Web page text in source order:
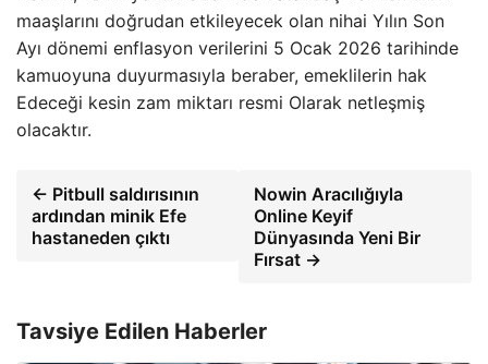
maaşlarını doğrudan etkileyecek olan nihai Yılın Son
Ayı dönemi enflasyon verilerini 5 Ocak 2026 tarihinde
kamuoyuna duyurmasıyla beraber, emeklilerin hak
Edeceği kesin zam miktarı resmi Olarak netleşmiş
olacaktır.
← Pitbull saldırısının
ardından minik Efe
hastaneden çıktı
Nowin Aracılığıyla
Online Keyif
Dünyasında Yeni Bir
Fırsat →
Tavsiye Edilen Haberler